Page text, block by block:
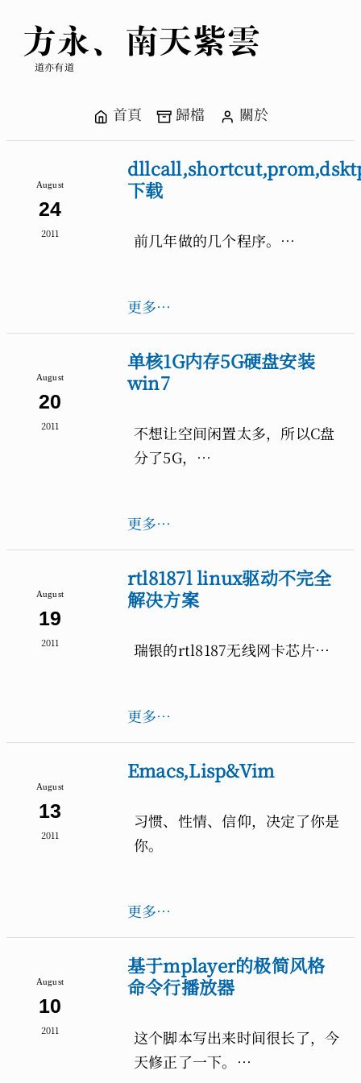
方永、南天紫雲
道亦有道
首頁 歸檔 關於
August
24
2011
下载
前几年做的几个程序。…
更多…
August
20
2011
单核1G内存5G硬盘安装
win7
不想让空间闲置太多，所以C盘
分了5G，…
更多…
August
19
2011
rtl8187l linux驱动不完全
解决方案
瑞银的rtl8187无线网卡芯片…
更多…
August
13
2011
Emacs,Lisp&Vim
习惯、性情、信仰，决定了你是
你。
更多…
August
10
2011
基于mplayer的极简风格
命令行播放器
这个脚本写出来时间很长了，今
天修正了一下。…